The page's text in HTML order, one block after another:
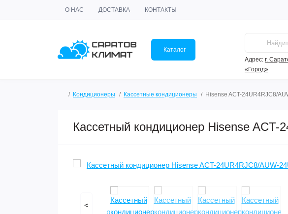
О НАС ДОСТАВКА КОНТАКТЫ
Каталог
Адрес: г.
«Город»
Кондиционеры Кассетные кондиционеры Hisense ACT-24UR4RJC8/
Кассетный кондиционер Hisense ACT-
<